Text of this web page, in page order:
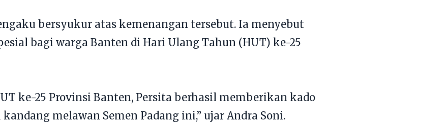
bersyukur atas kemenangan tersebut. Ia menyebut
bagi warga Banten di Hari Ulang Tahun (HUT) ke-25
ke-25 Provinsi Banten, Persita berhasil memberikan kado
melawan Semen Padang ini,” ujar Andra Soni.